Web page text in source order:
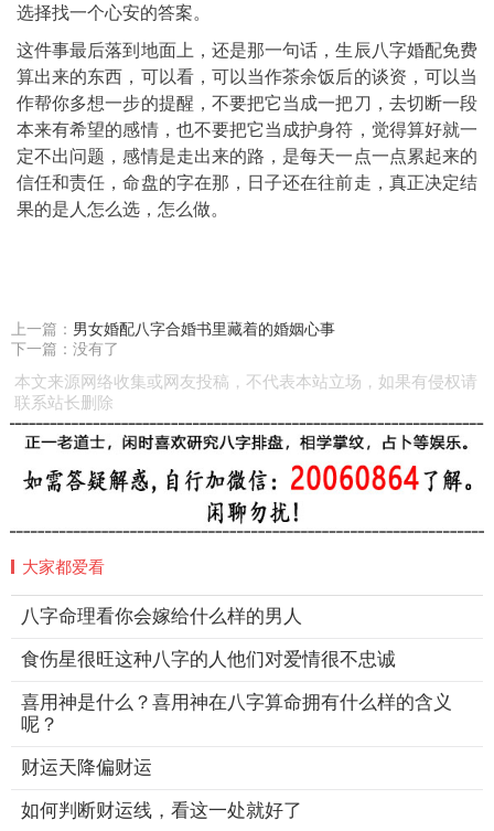
选择找一个心安的答案。
这件事最后落到地面上，还是那一句话，生辰八字婚配免费
算出来的东西，可以看，可以当作茶余饭后的谈资，可以当
作帮你多想一步的提醒，不要把它当成一把刀，去切断一段
本来有希望的感情，也不要把它当成护身符，觉得算好就一
定不出问题，感情是走出来的路，是每天一点一点累起来的
信任和责任，命盘的字在那，日子还在往前走，真正决定结
果的是人怎么选，怎么做。
上一篇： 男女婚配八字合婚书里藏着的婚姻心事
下一篇：没有了
本文来源网络收集或网友投稿，不代表本站立场，如果有侵权请
联系站长删除
大家都爱看
八字命理看你会嫁给什么样的男人
食伤星很旺这种八字的人他们对爱情很不忠诚
喜用神是什么？喜用神在八字算命拥有什么样的含义
呢？
财运天降偏财运
如何判断财运线，看这一处就好了